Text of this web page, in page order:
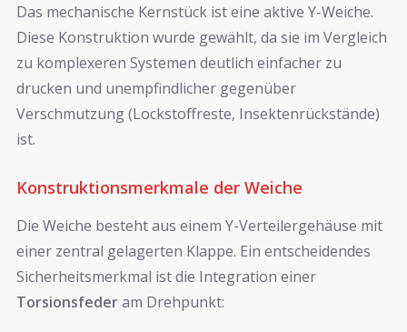
Das mechanische Kernstück ist eine aktive Y-Weiche.
Diese Konstruktion wurde gewählt, da sie im Vergleich
zu komplexeren Systemen deutlich einfacher zu
drucken und unempfindlicher gegenüber
Verschmutzung (Lockstoffreste, Insektenrückstände)
ist.
Konstruktionsmerkmale der Weiche
Die Weiche besteht aus einem Y-Verteilergehäuse mit
einer zentral gelagerten Klappe. Ein entscheidendes
Sicherheitsmerkmal ist die Integration einer
Torsionsfederam Drehpunkt: